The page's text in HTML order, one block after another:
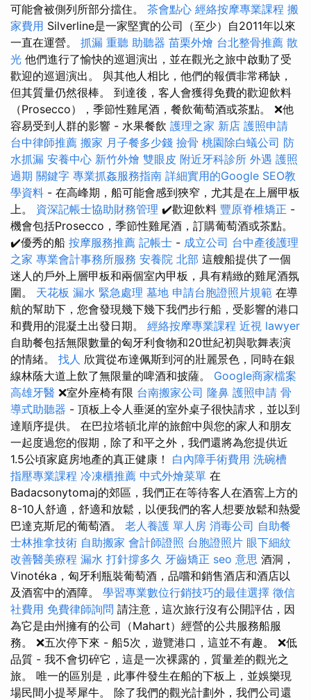
可能會被側列所部分擋住。 茶會點心 經絡按摩專業課程 搬
家費用 Silverline是一家堅實的公司（至少）自2011年以來
一直在運營。 抓漏 重聽 助聽器 苗栗外燴 台北整骨推薦 散
光 他們進行了愉快的巡迴演出，並在觀光之旅中啟動了受
歡迎的巡迴演出。 與其他人相比，他們的報價非常稀缺，
但其質量仍然很棒。 到達後，客人會獲得免費的歡迎飲料
（Prosecco），季節性雞尾酒，餐飲葡萄酒或茶點。 ❌他
容易受到人群的影響 - 水果餐飲 護理之家 新店 護照申請
台中律師推薦 搬家 月子餐多少錢 撿骨 桃園除白蟻公司 防
水抓漏 安養中心 新竹外燴 雙眼皮 附近牙科診所 外遇 護照
過期 關鍵字 專業抓姦服務指南 詳細實用的Google SEO教
學資料 - 在高峰期，船可能會感到狹窄，尤其是在上層甲板
上。 資深記帳士協助財務管理 ✔️歡迎飲料 豐原脊椎矯正 -
機會包括Prosecco，季節性雞尾酒，訂購葡萄酒或茶點。
✔️優秀的船 按摩服務推薦 記帳士 - 成立公司 台中產後護理
之家 專業會計事務所服務 安養院 北部 這艘船提供了一個
迷人的戶外上層甲板和兩個室內甲板，具有精緻的雞尾酒氛
圍。 天花板 漏水 緊急處理 墓地 申請台胞證照片規範 在導
航的幫助下，您會發現幾下幾下我們步行船，受影響的港口
和費用的混凝土出發日期。 經絡按摩專業課程 近視 lawyer
自助餐包括無限數量的匈牙利食物和20世紀初與歌舞表演
的情緒。 找人 欣賞從布達佩斯到河的壯麗景色，同時在銀
線林蔭大道上飲了無限量的啤酒和披薩。 Google商家檔案
高雄牙醫 ❌室外座椅有限 台南搬家公司 隆鼻 護照申請 骨
導式助聽器 - 頂板上令人垂涎的室外桌子很快請求，並以到
達順序提供。 在巴拉塔頓北岸的旅館中與您的家人和朋友
一起度過您的假期，除了和平之外，我們還將為您提供近
1.5公頃家庭房地產的真正健康！ 白內障手術費用 洗碗槽
指壓專業課程 冷凍櫃推薦 中式外燴菜單 在
Badacsonytomaj的郊區，我們正在等待客人在酒窖上方的
8-10人舒適，舒適和放鬆，以便我們的客人想要放鬆和熱愛
巴達克斯尼的葡萄酒。 老人養護 單人房 消毒公司 自助餐
士林推拿技術 自助搬家 會計師證照 台胞證照片 眼下細紋
改善醫美療程 漏水 打針撐多久 牙齒矯正 seo 意思 酒洞，
Vinotéka，匈牙利瓶裝葡萄酒，品嚐和銷售酒店和酒店以
及酒窖中的酒障。 學習專業數位行銷技巧的最佳選擇 徵信
社費用 免費律師詢問 請注意，這次旅行沒有公開評估，因
為它是由州擁有的公司（Mahart）經營的公共服務船服
務。 ❌五次停下來 - 船5次，遊覽港口，這並不有趣。 ❌低
品質 - 我不會切碎它，這是一次裸露的，質量差的觀光之
旅。 唯一的區別是，此事件發生在船的下板上，並娛樂現
場民間小提琴犀牛。 除了我們的觀光計劃外，我們公司還